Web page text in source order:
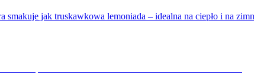
smakuje jak truskawkowa lemoniada – idealna na ciepło i na